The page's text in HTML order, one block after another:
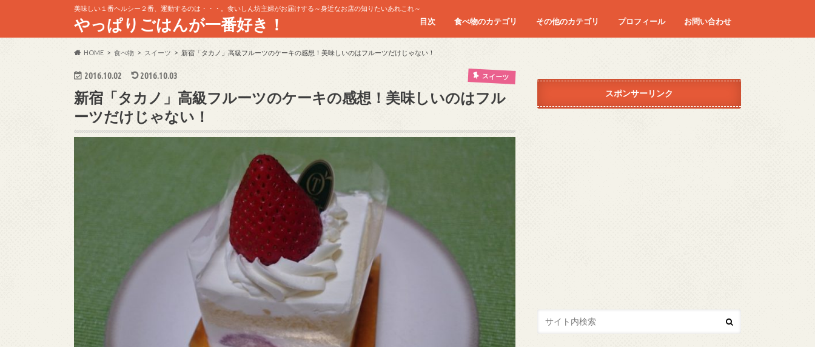
美味しい１番ヘルシー２番、運動するのは・・・。食いしん坊主婦がお届けする～身近なお店の知りたいあれこれ～
やっぱりごはんが一番好き！ 目次 食べ物のカテゴリ その他のカテゴリ プロフィール お問い合わせ
HOME 食べ物 スイーツ 新宿「タカノ」高級フルーツのケーキの感想！美味しいのはフルーツだけじゃない！
2016.10.02 2016.10.03 スイーツ
新宿「タカノ」高級フルーツのケーキの感想！美味しいのはフル
ーツだけじゃない！
スポンサーリンク